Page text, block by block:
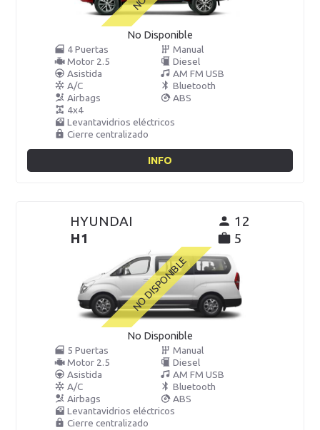
No Disponible
4 Puertas
Manual
Motor 2.5
Diesel
Asistida
AM FM USB
A/C
Bluetooth
Airbags
ABS
4x4
Levantavidrios eléctricos
Cierre centralizado
INFO
HYUNDAI
H1
12
5
No Disponible
5 Puertas
Manual
Motor 2.5
Diesel
Asistida
AM FM USB
A/C
Bluetooth
Airbags
ABS
Levantavidrios eléctricos
Cierre centralizado